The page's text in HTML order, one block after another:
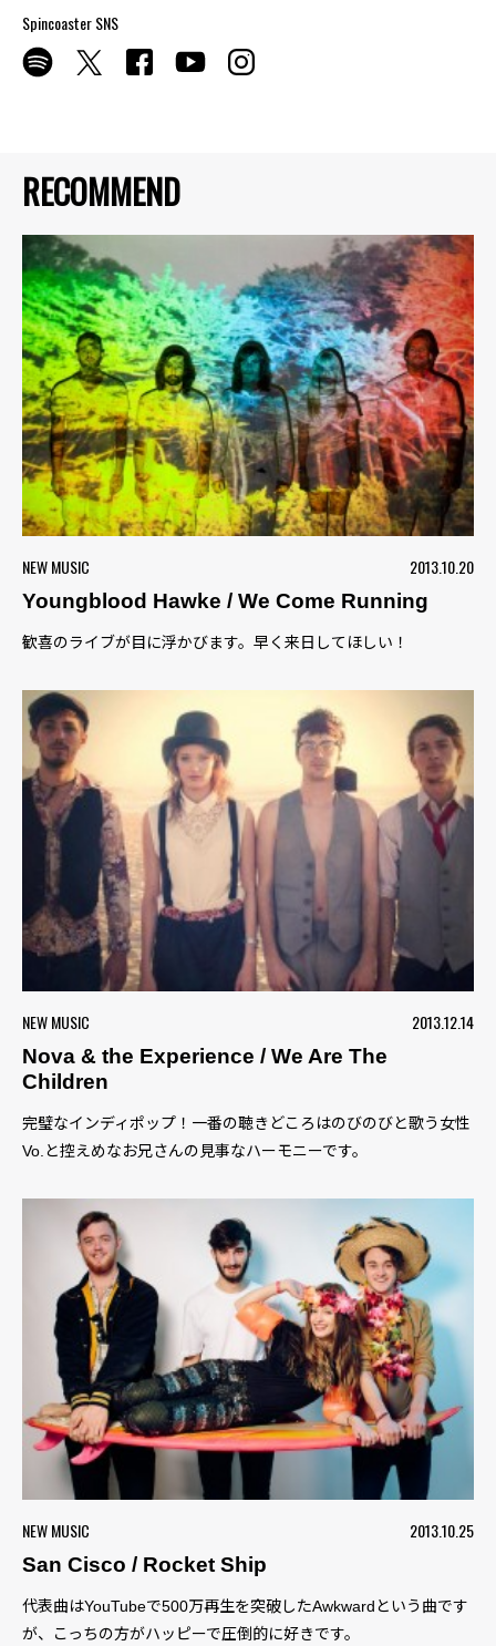
RECOMMEND
NEW MUSIC
2013.10.20
Youngblood Hawke / We Come Running
歓喜のライブが目に浮かびます。早く来日してほしい！
NEW MUSIC
2013.12.14
Nova & the Experience / We Are The
Children
完璧なインディポップ！一番の聴きどころはのびのびと歌う女性
Vo.と控えめなお兄さんの見事なハーモニーです。
NEW MUSIC
2013.10.25
San Cisco / Rocket Ship
代表曲はYouTubeで500万再生を突破したAwkwardという曲です
が、こっちの方がハッピーで圧倒的に好きです。
Spincoaster SNS